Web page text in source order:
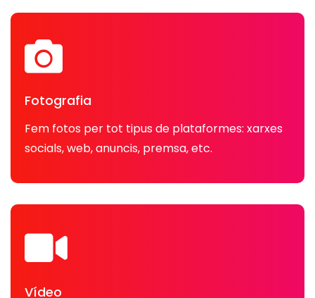
Fotografia
Fem fotos per tot tipus de plataformes: xarxes
socials, web, anuncis, premsa, etc.
Vídeo